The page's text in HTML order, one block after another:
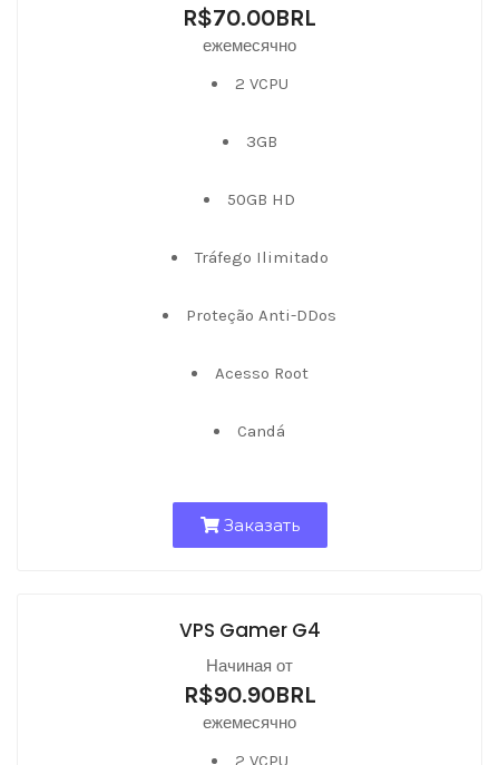
R$70.00BRL
ежемесячно
2 VCPU
3GB
50GB HD
Tráfego Ilimitado
Proteção Anti-DDos
Acesso Root
Candá
Заказать
VPS Gamer G4
Начиная от
R$90.90BRL
ежемесячно
2 VCPU